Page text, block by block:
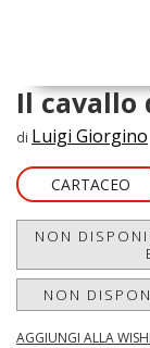
Il cavallo
di Luigi Giorgino
CARTACEO
NON
NON
AGGIUNGI ALLA